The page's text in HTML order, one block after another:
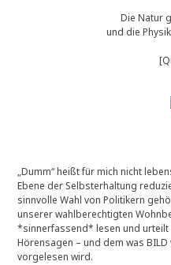
Die Natur
und die
„Dumm“ heißt für mich nicht
Ebene der Selbsterhaltung
sinnvolle Wahl von Politikern
unserer wahlberechtigten
*sinnerfassend* lesen und urteilt
Hörensagen – und dem was
vorgelesen wird.